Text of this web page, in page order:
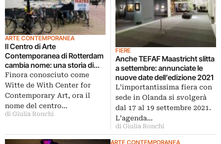
ARTE CONTEMPORANEA
Il Centro di Arte
Contemporanea di Rotterdam
cambia nome: una storia di
decolonizzazione
Finora conosciuto come
Witte de With Center for
Contemporary Art, ora il
nome del centro…
di Giulia Ronchi
FIERE
Anche TEFAF Maastricht slitta
a settembre: annunciate le
nuove date dell’edizione 2021
L’importantissima fiera con
sede in Olanda si svolgerà
dal 17 al 19 settembre 2021.
L’agenda…
di Giulia Ronchi
ARTE CONTEMPORANEA